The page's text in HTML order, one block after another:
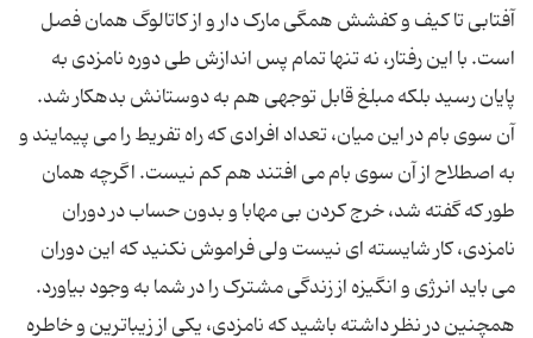
آفتابی تا کیف و کفشش همگی مارک دار و از کاتالوگ همان فصل
است. با این رفتار، نه تنها تمام پس اندازش طی دوره نامزدی به
پایان رسید بلکه مبلغ قابل توجهی هم به دوستانش بدهکار شد.
آن سوی بام در این میان، تعداد افرادی که راه تفریط را می پیمایند و
به اصطلاح از آن سوی بام می افتند هم کم نیست. اگرچه همان
طور که گفته شد، خرج کردن بی مهابا و بدون حساب در دوران
نامزدی، کار شایسته ای نیست ولی فراموش نکنید که این دوران
می باید انرژی و انگیزه از زندگی مشترک را در شما به وجود بیاورد.
همچنین در نظر داشته باشید که نامزدی، یکی از زیباترین و خاطره